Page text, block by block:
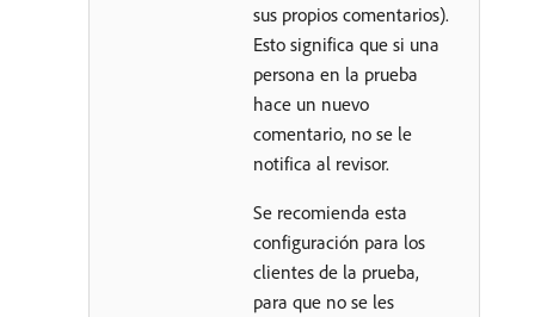
sus propios comentarios).
Esto significa que si una
persona en la prueba
hace un nuevo
comentario, no se le
notifica al revisor.
Se recomienda esta
configuración para los
clientes de la prueba,
para que no se les